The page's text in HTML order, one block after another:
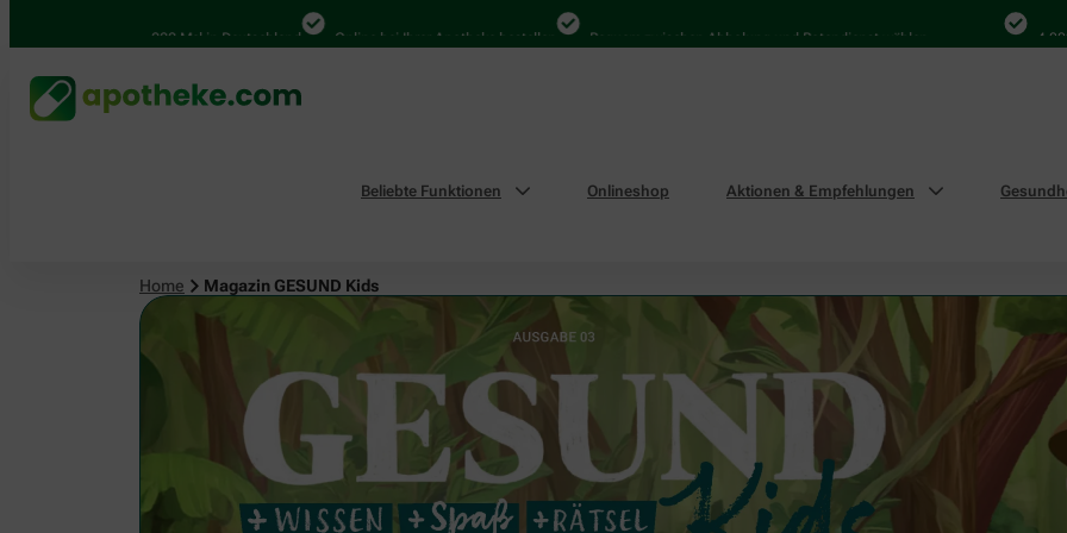
4.000 Mal in Deutschland Online bei Ihrer Apotheke bestellen Bequem zwischen Abholung und Botendienst wählen 4.000 Mal in
Beliebte Funktionen Onlineshop Aktionen & Empfehlungen
Home Magazin GESUND Kids